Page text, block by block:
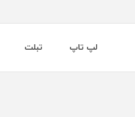
لپ تاپ تبلت